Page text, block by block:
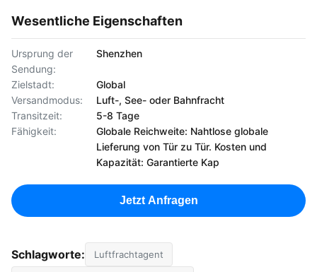
Wesentliche Eigenschaften
Ursprung der
Sendung:
Shenzhen
Zielstadt:
Global
Versandmodus:
Luft-, See- oder Bahnfracht
Transitzeit:
5-8 Tage
Fähigkeit:
Globale Reichweite: Nahtlose globale
Lieferung von Tür zu Tür. Kosten und
Kapazität: Garantierte Kap
Jetzt Anfragen
Schlagworte: Luftfrachtagent